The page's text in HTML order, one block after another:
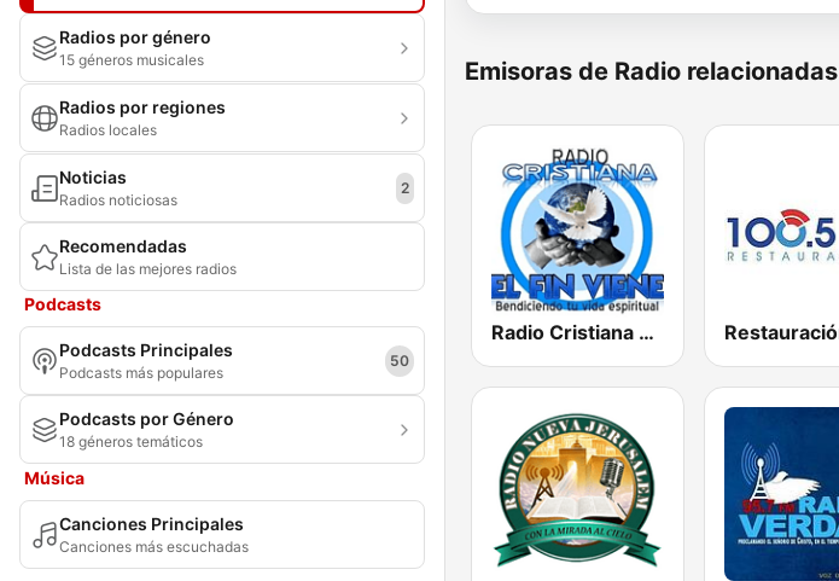
Radios por género
15 géneros musicales
Radios por regiones
Radios locales
Noticias
Radios noticiosas
2
Recomendadas
Lista de las mejores radios
Podcasts
Podcasts Principales
Podcasts más populares
50
Podcasts por Género
18 géneros temáticos
Música
Canciones Principales
Canciones más escuchadas
Emisoras de Radio relacionadas
Radio Cristiana El Fin Viene